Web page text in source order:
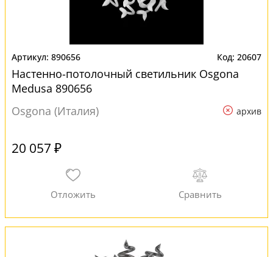
890656 20607
Настенно-потолочный светильник Osgona
Medusa 890656
Osgona (Италия)
архив
20 057 ₽